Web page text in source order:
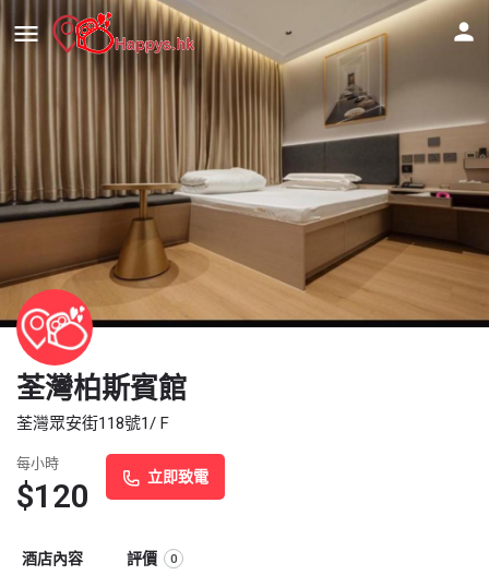
荃灣柏斯賓館
荃灣眾安街118號1/ F
每小時
$120 立即致電
酒店內容 評價 0